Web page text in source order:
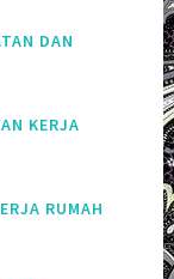
DAN
KERJA
RUMAH